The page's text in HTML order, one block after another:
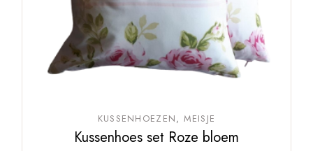
KUSSENHOEZEN MEISJE
Kussenhoes set Roze bloem